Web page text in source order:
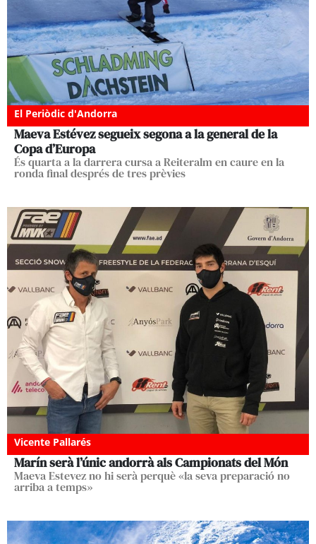
El Periòdic d'Andorra
Maeva Estévez segueix segona a la general de la
Copa d’Europa
És quarta a la darrera cursa a Reiteralm en caure en la
ronda final després de tres prèvies
Vicente Pallarés
Marín serà l’únic andorrà als Campionats del Món
Maeva Estevez no hi serà perquè «la seva preparació no
arriba a temps»